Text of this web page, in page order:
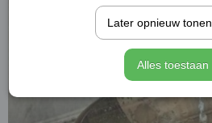
Later opnieuw tonen
Alles toestaan